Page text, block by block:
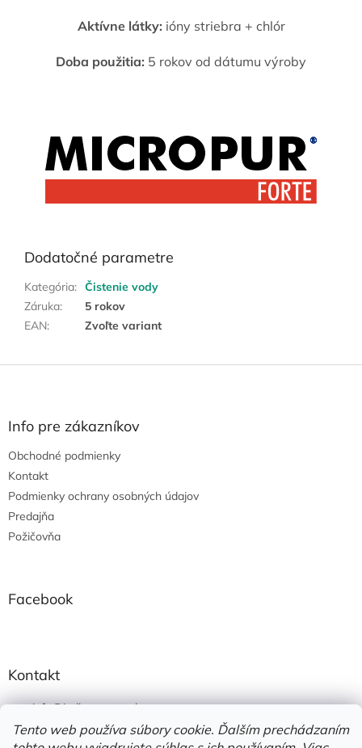
Tento web používa súbory cookie. Ďalším prechádzaním
Aktívne látky: ióny striebra + chlór
Doba použitia: 5 rokov od dátumu výroby
Dodatočné parametre
Kategória: Čistenie vody
Záruka:
5 rokov
EAN: Zvoľte variant
Info pre zákazníkov
Obchodné podmienky
Kontakt
Podmienky ochrany osobných údajov
Predajňa
Požičovňa
Facebook
Kontakt
info@jedlonacesty.sk
+421 908 774 221